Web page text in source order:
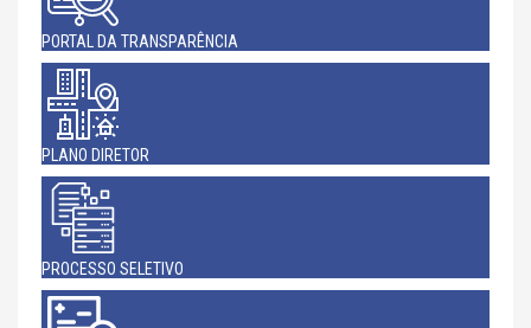
PORTAL DA TRANSPARÊNCIA
PLANO DIRETOR
PROCESSO SELETIVO